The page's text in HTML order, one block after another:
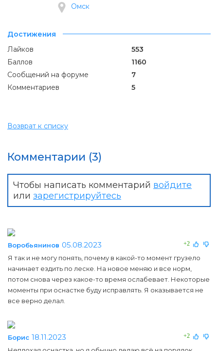
Омск
Достижения
Лайков
553
Баллов
1160
Сообщений на форуме
7
Комментариев
5
Возврат к списку
Комментарии (3)
Чтобы написать комментарий войдите
или зарегистрируйтесь
+2
Воробьянинов 05.08.2023
Я так и не могу понять, почему в какой-то момент грузело
начинает ездить по леске. На новое меняю и все норм,
потом снова через какое-то время ослабевает. Некоторые
моменты при оснастке буду исправлять. Я оказывается не
все верно делал.
+2
Борис 18.11.2023